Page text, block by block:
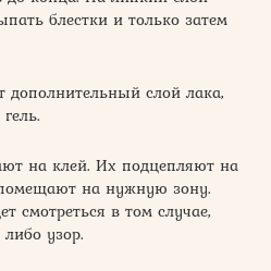
блестки и только затем
дополнительный слой лака,
на клей. Их подцепляют на
на нужную зону.
смотреться в том случае,
узор.